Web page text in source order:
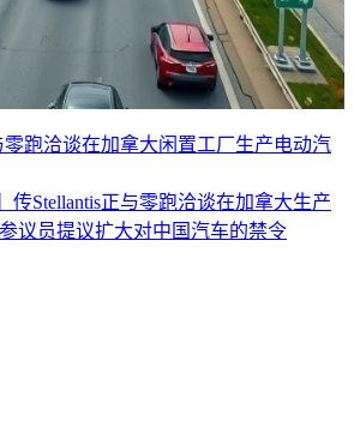
零跑洽谈在加拿大闲置工厂生产电动汽
传Stellantis正与零跑洽谈在加拿大生产
议员提议扩大对中国汽车的禁令